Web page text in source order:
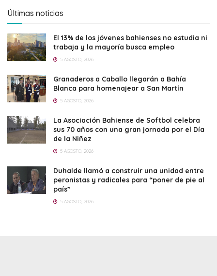
Últimas noticias
El 13% de los jóvenes bahienses no estudia ni
trabaja y la mayoría busca empleo
5 AGOSTO, 2026
Granaderos a Caballo llegarán a Bahía
Blanca para homenajear a San Martín
5 AGOSTO, 2026
La Asociación Bahiense de Softbol celebra
sus 70 años con una gran jornada por el Día
de la Niñez
5 AGOSTO, 2026
Duhalde llamó a construir una unidad entre
peronistas y radicales para “poner de pie al
país”
5 AGOSTO, 2026